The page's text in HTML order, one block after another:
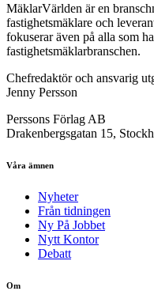
MäklarVärlden är en
fastighetsmäklare och
fokuserar även på alla som
fastighetsmäklarbranschen.
Chefredaktör och ansvarig
Jenny Persson
Perssons Förlag AB
Drakenbergsgatan 15,
Våra ämnen
Nyheter
Från tidningen
Ny På Jobbet
Nytt Kontor
Debatt
Om